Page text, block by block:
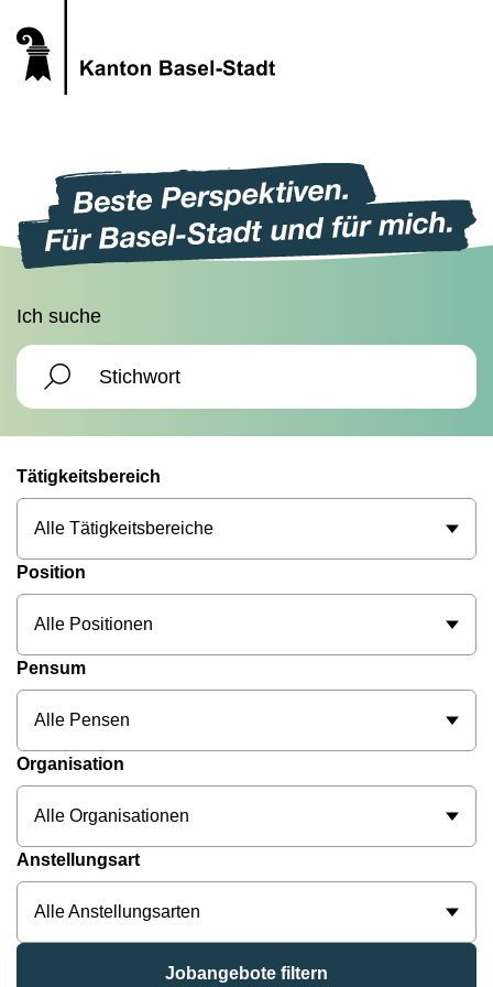
Ich suche
Tätigkeitsbereich
Alle Tätigkeitsbereiche
Position
Alle Positionen
Pensum
Alle Pensen
Organisation
Alle Organisationen
Anstellungsart
Alle Anstellungsarten
Jobangebote filtern